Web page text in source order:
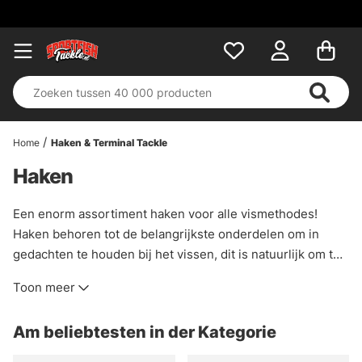
Home Haken & Terminal Tackle
Haken
Een enorm assortiment haken voor alle vismethodes!
Haken behoren tot de belangrijkste onderdelen om in
gedachten te houden bij het vissen, dit is natuurlijk om te
veelgemaakte fout is vaak om kleine openingen te
Toon meer
Am beliebtesten in der Kategorie